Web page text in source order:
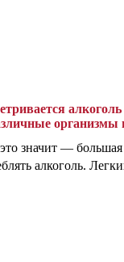
организмы
значит —
алкоголь.